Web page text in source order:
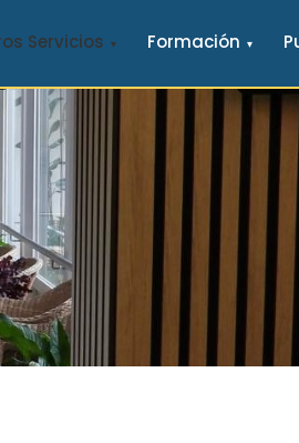
Servicios Formación